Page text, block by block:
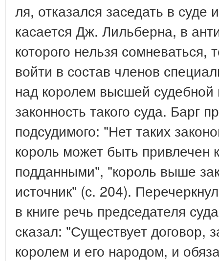
ля, отказался заседать в суде
касается Дж. Лильберна, в
которого нельзя сомневаться,
войти в состав членов
над королем высшей
законность такого суда. Барг
подсудимого: "Нет таких
король может быть привлечен
подданными", "король выше
источник" (с. 204).
в книге речь председателя
сказал: "Существует договор,
королем и его народом, и